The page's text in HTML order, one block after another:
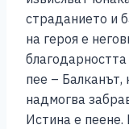
страданието и
на героя е
пее – Балканът,
надмогва
Истина е пеене.